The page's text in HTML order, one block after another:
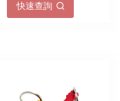
快速查詢